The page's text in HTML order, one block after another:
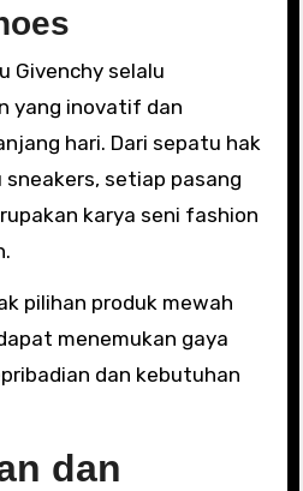
Givenchy selalu
yang inovatif dan
hari. Dari sepatu hak
setiap pasang
karya seni fashion
pilihan produk mewah
menemukan gaya
dan kebutuhan
dan